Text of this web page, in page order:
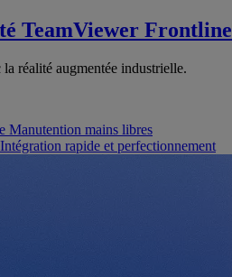
TeamViewer Frontline
réalité augmentée industrielle.
Manutention mains libres
Intégration rapide et perfectionnement